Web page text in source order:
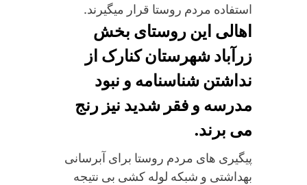
استفاده مردم روستا قرار میگیرند.
اهالی این روستای بخش
زرآباد شهرستان کنارک از
نداشتن شناسنامه و نبود
مدرسه و فقر شدید نیز رنج
می برند.
پیگیری های مردم روستا برای آبرسانی
بهداشتی و شبکه لوله کشی بی نتیجه